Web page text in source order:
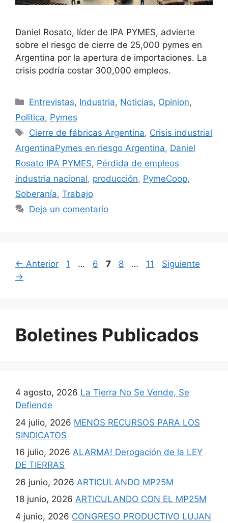
Daniel Rosato, líder de IPA PYMES, advierte
sobre el riesgo de cierre de 25,000 pymes en
Argentina por la apertura de importaciones. La
crisis podría costar 300,000 empleos.
Entrevistas, Industria, Noticias, Opinion,
Politica, Pymes
Cierre de fábricas Argentina, Crisis industrial
ArgentinaPymes en riesgo Argentina, Daniel
Rosato IPA PYMES, Pérdida de empleos
industria nacional, producción, PymeCoop,
Soberanía, Trabajo
Deja un comentario
← Anterior 1 … 6 7 8 … 11
Siguiente
→
Boletines Publicados
4 agosto, 2026 La Tierra No Se Vende, Se
Defiende
24 julio, 2026 MENOS RECURSOS PARA LOS
SINDICATOS
16 julio, 2026 ALARMA! Derogación de la LEY
DE TIERRAS
26 junio, 2026 ARTICULANDO MP25M
18 junio, 2026 ARTICULANDO CON EL MP25M
4 junio, 2026 CONGRESO PRODUCTIVO LUJAN